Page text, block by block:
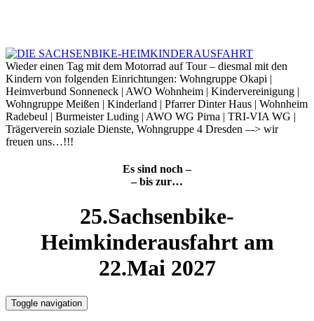
Wieder einen Tag mit dem Motorrad auf Tour – diesmal mit den
Kindern von folgenden Einrichtungen: Wohngruppe Okapi |
Heimverbund Sonneneck | AWO Wohnheim | Kindervereinigung |
Wohngruppe Meißen | Kinderland | Pfarrer Dinter Haus | Wohnheim
Radebeul | Burmeister Luding | AWO WG Pirna | TRI-VIA WG |
Trägerverein soziale Dienste, Wohngruppe 4 Dresden –-> wir
freuen uns…!!!
Es sind noch –
– bis zur…
25.Sachsenbike-
Heimkinderausfahrt am
22.Mai 2027
Toggle navigation